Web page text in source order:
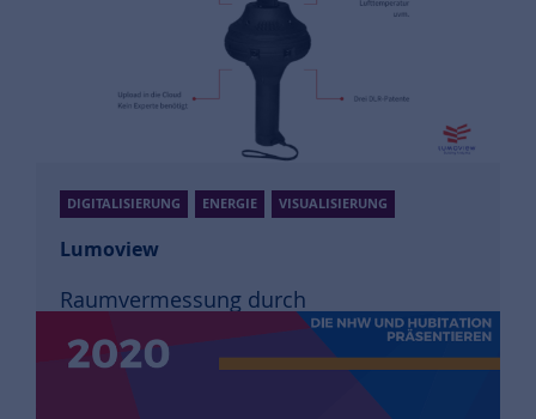
Recruiting per Chatbot
Mehr Informationen
DIGITALISIERUNG ENERGIE VISUALISIERUNG
Lumoview
Raumvermessung durch